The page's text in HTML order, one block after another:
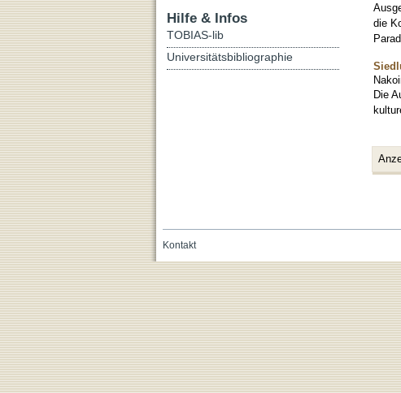
die
Die
Hilfe & Infos
TOBIAS-lib
Universitätsbibliographie
Kontakt